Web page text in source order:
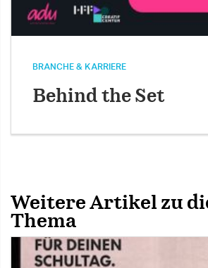
BRANCHE & KARRIERE
Behind the Set
Weitere Artikel zu
Thema